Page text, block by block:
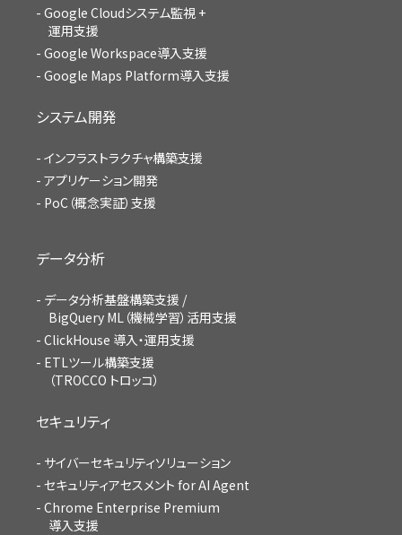
Google Cloudシステム監視 +
運用支援
Google Workspace導入支援
Google Maps Platform導入支援
システム開発
インフラストラクチャ構築支援
アプリケーション開発
PoC（概念実証）支援
データ分析
データ分析基盤構築支援 /
BigQuery ML（機械学習）活用支援
ClickHouse 導入・運用支援
ETLツール構築支援
（TROCCO トロッコ）
セキュリティ
サイバーセキュリティソリューション
セキュリティアセスメント for AI Agent
Chrome Enterprise Premium
導入支援